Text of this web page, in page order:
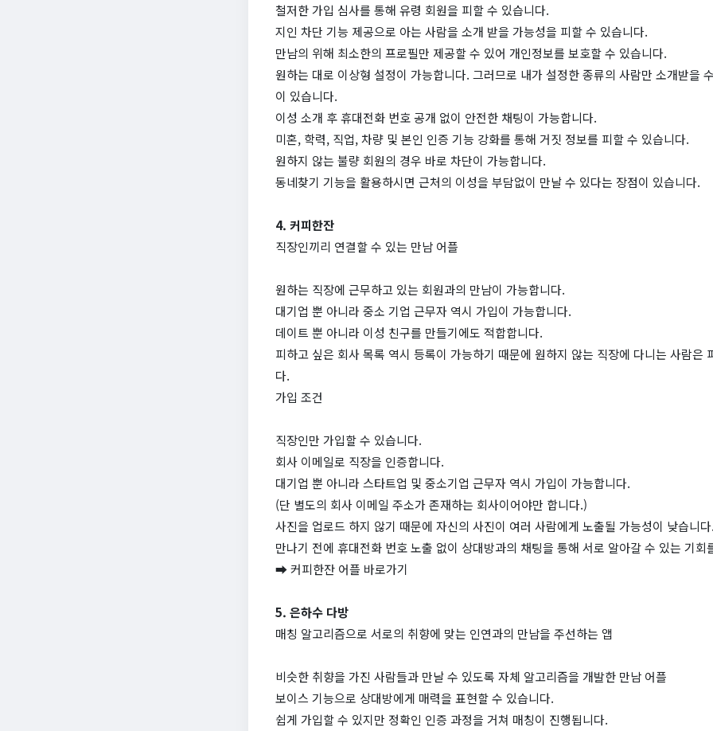
철저한 가입 심사를 통해 유령 회원을 피할 수 있습니다.
지인 차단 기능 제공으로 아는 사람을 소개 받을 가능성을 피할 수 있습니다.
만남의 위해 최소한의 프로필만 제공할 수 있어 개인정보를 보호할 수 있습니다.
원하는 대로 이상형 설정이 가능합니다. 그러므로 내가 설정한 종류의 사람만 소개받을
이 있습니다.
이성 소개 후 휴대전화 번호 공개 없이 안전한 채팅이 가능합니다.
미혼, 학력, 직업, 차량 및 본인 인증 기능 강화를 통해 거짓 정보를 피할 수 있습니다.
원하지 않는 불량 회원의 경우 바로 차단이 가능합니다.
동네찾기 기능을 활용하시면 근처의 이성을 부담없이 만날 수 있다는 장점이 있습니다.
4. 커피한잔
직장인끼리 연결할 수 있는 만남 어플
원하는 직장에 근무하고 있는 회원과의 만남이 가능합니다.
대기업 뿐 아니라 중소 기업 근무자 역시 가입이 가능합니다.
데이트 뿐 아니라 이성 친구를 만들기에도 적합합니다.
피하고 싶은 회사 목록 역시 등록이 가능하기 때문에 원하지 않는 직장에 다니는 사람은
다.
가입 조건
직장인만 가입할 수 있습니다.
회사 이메일로 직장을 인증합니다.
대기업 뿐 아니라 스타트업 및 중소기업 근무자 역시 가입이 가능합니다.
(단 별도의 회사 이메일 주소가 존재하는 회사이어야만 합니다.)
사진을 업로드 하지 않기 때문에 자신의 사진이 여러 사람에게 노출될 가능성이 낮습니다.
만나기 전에 휴대전화 번호 노출 없이 상대방과의 채팅을 통해 서로 알아갈 수 있는 기회
➡ 커피한잔 어플 바로가기
5. 은하수 다방
매칭 알고리즘으로 서로의 취향에 맞는 인연과의 만남을 주선하는 앱
비슷한 취향을 가진 사람들과 만날 수 있도록 자체 알고리즘을 개발한 만남 어플
보이스 기능으로 상대방에게 매력을 표현할 수 있습니다.
쉽게 가입할 수 있지만 정확인 인증 과정을 거쳐 매칭이 진행됩니다.